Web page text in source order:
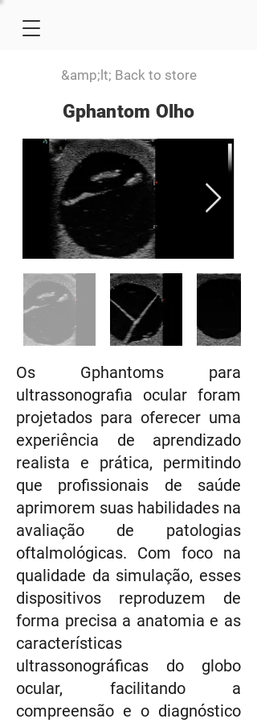
&amp;lt; Back to store
Gphantom Olho
Os Gphantoms para
ultrassonografia ocular foram
projetados para oferecer uma
experiência de aprendizado
realista e prática, permitindo
que profissionais de saúde
aprimorem suas habilidades na
avaliação de patologias
oftalmológicas. Com foco na
qualidade da simulação, esses
dispositivos reproduzem de
forma precisa a anatomia e as
características
ultrassonográficas do globo
ocular, facilitando a
compreensão e o diagnóstico